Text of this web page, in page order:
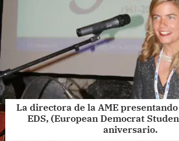
La directora de la AME
EDS, (European Democrat
aniversario.